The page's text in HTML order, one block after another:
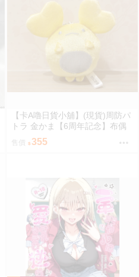
【卡A嚕日貨小舖】(現貨)周防パ
トラ 金かま【6周年記念】布偶
售價 355